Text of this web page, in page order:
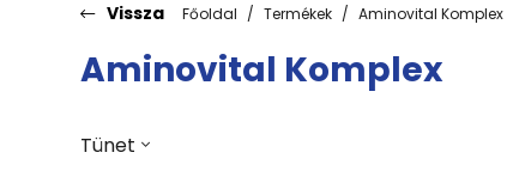
Vissza Főoldal Termékek Aminovital Komplex
Aminovital Komplex
Tünet